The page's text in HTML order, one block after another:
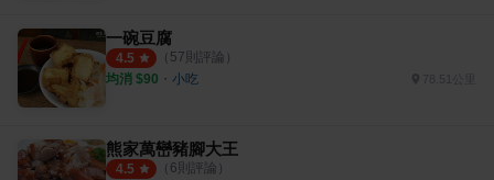
一碗豆腐
4.5 （ 57則評論）
均消 $90 ・ 小吃 78.51公里
熊家萬巒豬腳大王
4.5 （ 6則評論）